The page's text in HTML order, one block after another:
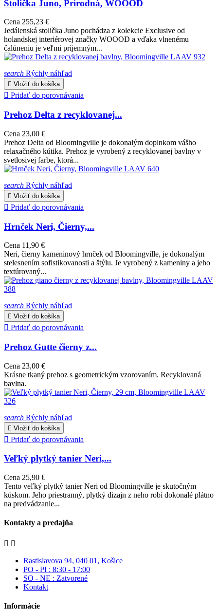
Stolička Juno, Prírodná, WOOOD
Cena 255,23 €
Jedálenská stolička Juno pochádza z kolekcie Exclusive od
holandskej interiérovej značky WOOOD a vďaka vlnenému
čalúneniu je veľmi príjemným...
search Rýchly náhľad
 Vložiť do košíka
 Pridať do porovnávania
Prehoz Delta z recyklovanej...
Cena 23,00 €
Prehoz Delta od Bloomingville je dokonalým doplnkom vášho
relaxačného kútika. Prehoz je vyrobený z recyklovanej bavlny v
svetlosivej farbe, ktorá...
search Rýchly náhľad
 Vložiť do košíka
 Pridať do porovnávania
Hrnček Neri, Čierny,...
Cena 11,90 €
Neri, čierny kameninový hrnček od Bloomingville, je dokonalým
stelesnením sofistikovanosti a štýlu. Je vyrobený z kameniny a jeho
textúrovaný...
search Rýchly náhľad
 Vložiť do košíka
 Pridať do porovnávania
Prehoz Gutte čierny z...
Cena 23,00 €
Krásne tkaný prehoz s geometrickým vzorovaním. Recyklovaná
bavlna.
search Rýchly náhľad
 Vložiť do košíka
 Pridať do porovnávania
Veľký plytký tanier Neri,...
Cena 25,90 €
Tento veľký plytký tanier Neri od Bloomingville je skutočným
kúskom. Jeho priestranný, plytký dizajn z neho robí dokonalé plátno
na predvádzanie...
Kontakty a predajňa
 
Rastislavova 94, 040 01, Košice
PO - PI : 8:30 - 17:00
SO - NE : Zatvorené
Kontakt
Informácie